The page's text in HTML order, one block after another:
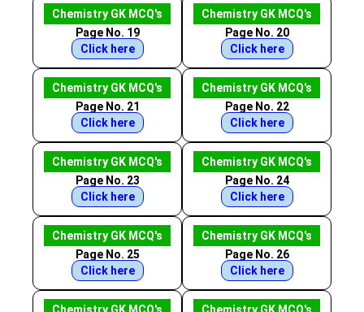
Chemistry GK MCQ's
Page No. 19
Click here
Chemistry GK MCQ's
Page No. 20
Click here
Chemistry GK MCQ's
Page No. 21
Click here
Chemistry GK MCQ's
Page No. 22
Click here
Chemistry GK MCQ's
Page No. 23
Click here
Chemistry GK MCQ's
Page No. 24
Click here
Chemistry GK MCQ's
Page No. 25
Click here
Chemistry GK MCQ's
Page No. 26
Click here